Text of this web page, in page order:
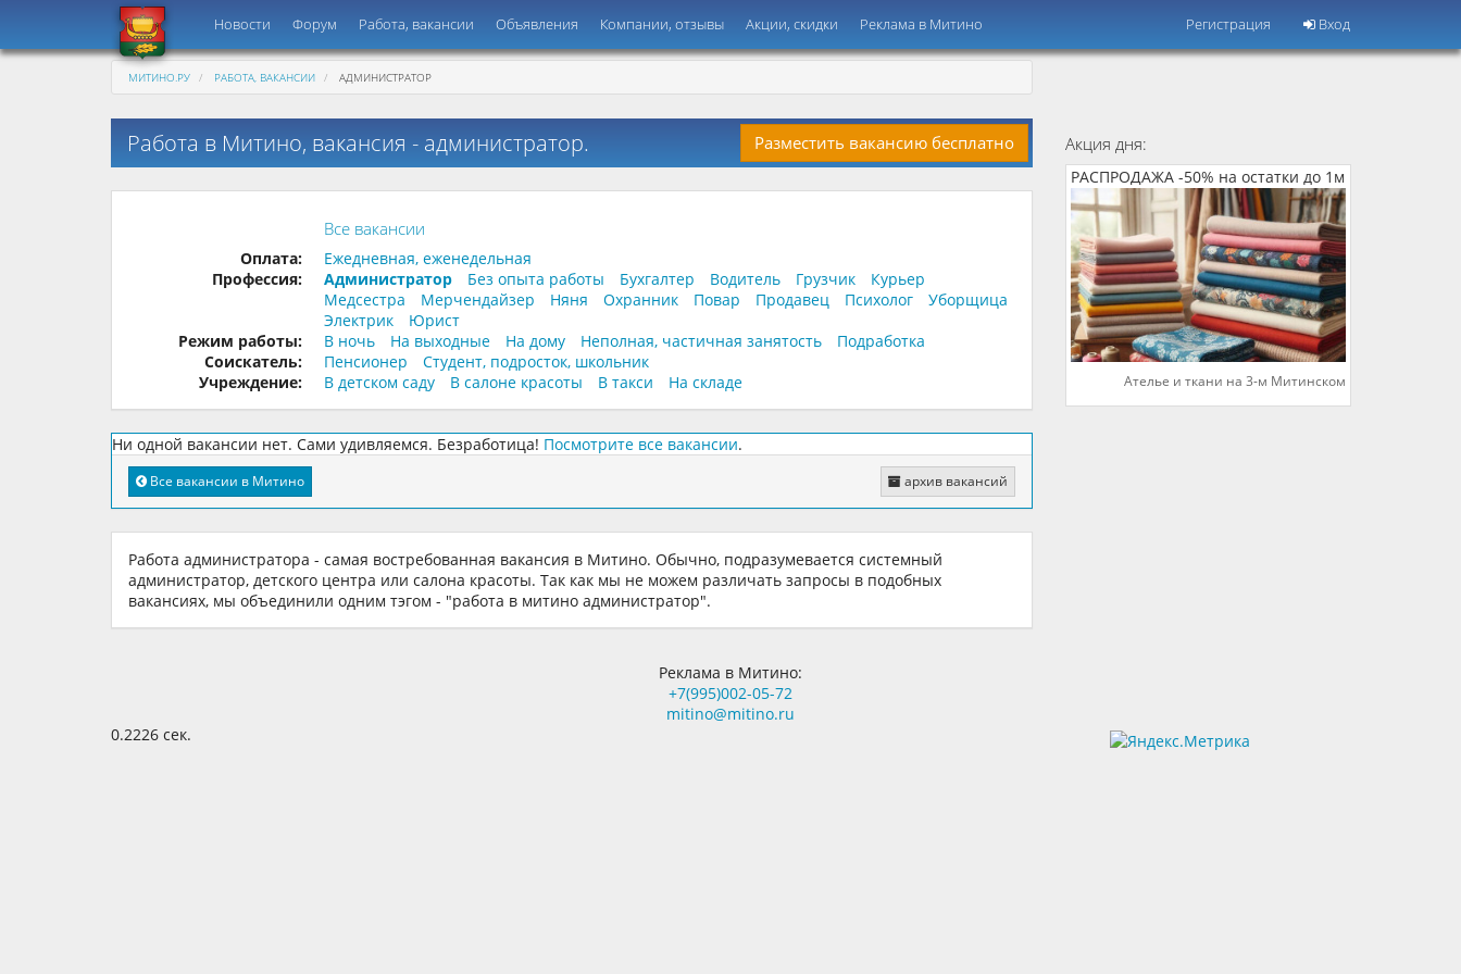
Регистрация Вход
Новости Форум Работа, вакансии Объявления Компании, отзывы Акции, скидки Реклама в Митино
МИТИНО.РУ РАБОТА, ВАКАНСИИ АДМИНИСТРАТОР
Работа в Митино, вакансия - администратор. Разместить вакансию бесплатно
Все вакансии
Оплата:
Ежедневная, еженедельная
Профессия:
Администратор Без опыта работы Бухгалтер Водитель Грузчик
Курьер
Медсестра
Мерчендайзер Няня Охранник Повар Продавец Психолог
Уборщица
Электрик
Юрист
Режим работы:
В ночь На выходные На дому Неполная, частичная занятость
Подработка
Соискатель:
Пенсионер
Студент, подросток, школьник
Учреждение:
В детском саду В салоне красоты В такси На складе
Ни одной вакансии нет. Сами удивляемся. Безработица! Посмотрите все вакансии.
архив вакансий
Все вакансии в Митино
Работа администратора - самая востребованная вакансия в Митино. Обычно, подразумевается системный
администратор, детского центра или салона красоты. Так как мы не можем различать запросы в подобных
вакансиях, мы объединили одним тэгом - "работа в митино администратор".
Акция дня:
РАСПРОДАЖА -50% на остатки до 1м
Ателье и ткани на 3-м Митинском
Реклама в Митино:
+7(995)002-05-72
mitino@mitino.ru
0.2226 сек.